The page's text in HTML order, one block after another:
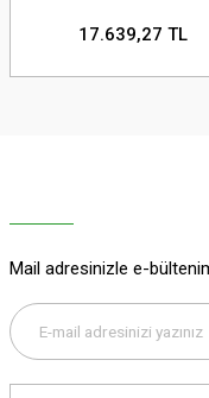
17.639,27 TL
Mail adresinizle e-